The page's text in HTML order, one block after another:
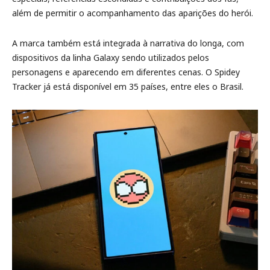
além de permitir o acompanhamento das aparições do herói.
A marca também está integrada à narrativa do longa, com
dispositivos da linha Galaxy sendo utilizados pelos
personagens e aparecendo em diferentes cenas. O Spidey
Tracker já está disponível em 35 países, entre eles o Brasil.